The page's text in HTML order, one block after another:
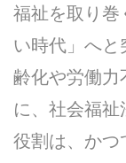
福祉を取り巻
い時代」へ
齢化や労働力
に、社会福
役割は、かつ